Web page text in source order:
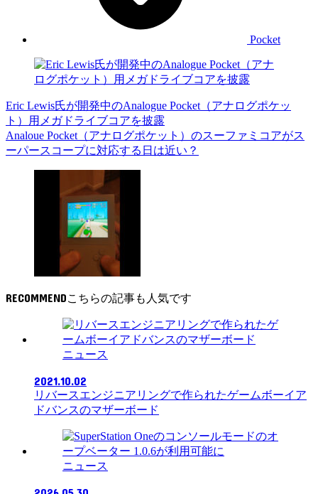
Pocket
Eric Lewis氏が開発中のAnalogue Pocket（アナログポケッ
ト）用メガドライブコアを披露
Analoue Pocket（アナログポケット）のスーファミコアがス
ーパースコープに対応する日は近い？
RECOMMEND
ニュース
2021.10.02
リバースエンジニアリングで作られたゲームボーイア
ドバンスのマザーボード
ニュース